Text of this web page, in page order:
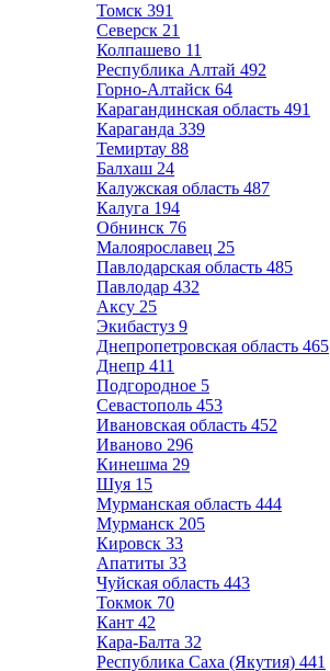
Томск 391
Северск 21
Колпашево 11
Республика Алтай 492
Горно-Алтайск 64
Карагандинская область 491
Караганда 339
Темиртау 88
Балхаш 24
Калужская область 487
Калуга 194
Обнинск 76
Малоярославец 25
Павлодарская область 485
Павлодар 432
Аксу 25
Экибастуз 9
Днепропетровская область 465
Днепр 411
Подгородное 5
Севастополь 453
Ивановская область 452
Иваново 296
Кинешма 29
Шуя 15
Мурманская область 444
Мурманск 205
Кировск 33
Апатиты 33
Чуйская область 443
Токмок 70
Кант 42
Кара-Балта 32
Республика Саха (Якутия) 441